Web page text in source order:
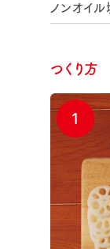
ノンオイル
つくり方
1